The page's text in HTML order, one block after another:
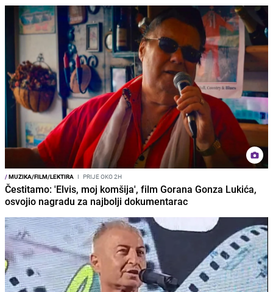
/MUZIKA/FILM/LEKTIRA I PRIJE OKO 2H
Čestitamo: 'Elvis, moj komšija', film Gorana Gonza Lukića,
osvojio nagradu za najbolji dokumentarac